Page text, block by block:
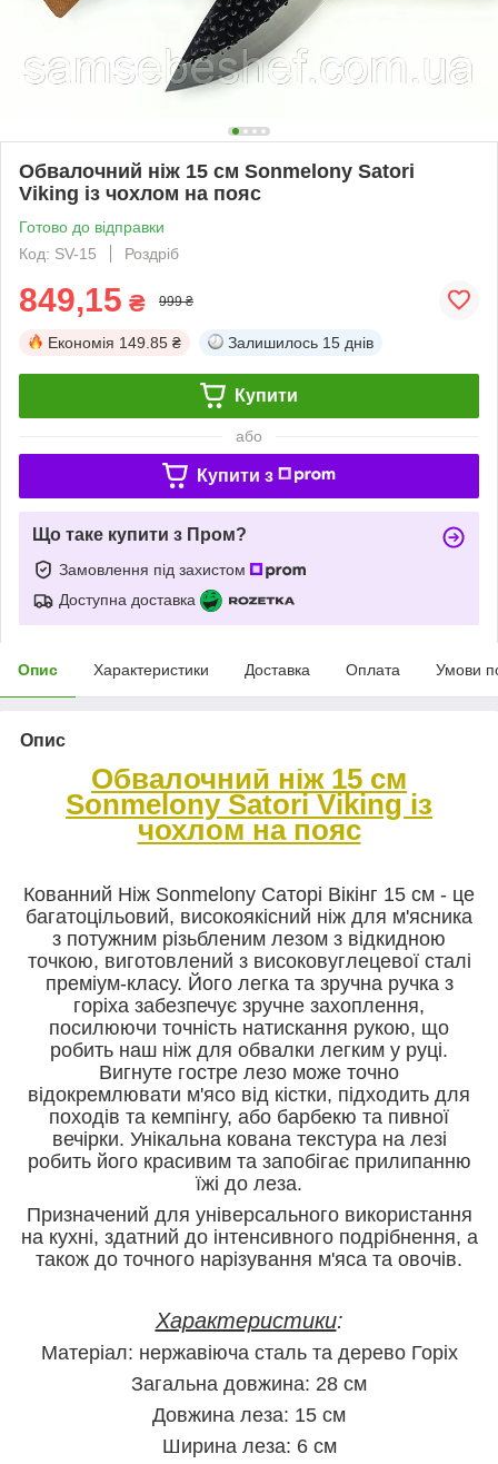
Обвалочний ніж 15 см Sonmelony Satori
Viking із чохлом на пояс
Готово до відправки
Код: SV-15
Роздріб
849,15 ₴ 999 ₴
Економія 149.85 ₴ Залишилось 15 днів
Купити
або
Купити з
Що таке купити з Пром?
Замовлення під захистом
Доступна доставка
Опис Характеристики Доставка Оплата Умови
Опис
Обвалочний ніж 15 см
SonmelonySatoriViking із
чохлом на пояс
Кованний Ніж Sonmelony Саторі Вікінг 15 см - це
багатоцільовий, високоякісний ніж для м'ясника
з потужним різьбленим лезом з відкидною
точкою, виготовлений з високовуглецевої сталі
преміум-класу. Його легка та зручна ручка з
горіха забезпечує зручне захоплення,
посилюючи точність натискання рукою, що
робить наш ніж для обвалки легким у руці.
Вигнуте гостре лезо може точно
відокремлювати м'ясо від кістки, підходить для
походів та кемпінгу, або барбекю та пивної
вечірки. Унікальна кована текстура на лезі
робить його красивим та запобігає прилипанню
їжі до леза.
Призначений для універсального використання
на кухні, здатний до інтенсивного подрібнення, а
також до точного нарізування м'яса та овочів.
Характеристики:
Матеріал: нержавіюча сталь та дерево Горіх
Загальна довжина: 28 см
Довжина леза: 15 см
Ширина леза: 6 см